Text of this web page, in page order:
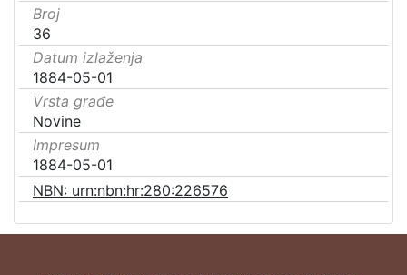
Broj
36
Datum izlaženja
1884-05-01
Vrsta građe
Novine
Impresum
1884-05-01
NBN: urn:nbn:hr:280:226576